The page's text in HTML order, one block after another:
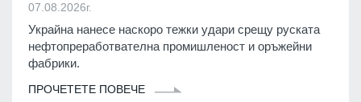
07.08.2026г.
Украйна нанесе наскоро тежки удари срещу руската
нефтопреработвателна промишленост и оръжейни
фабрики.
ПРОЧЕТЕТЕ ПОВЕЧЕ